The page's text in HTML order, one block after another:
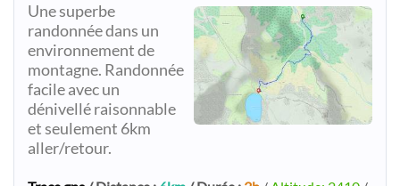
Une superbe
randonnée dans un
environnement de
montagne. Randonnée
facile avec un
dénivellé raisonnable
et seulement 6km
aller/retour.